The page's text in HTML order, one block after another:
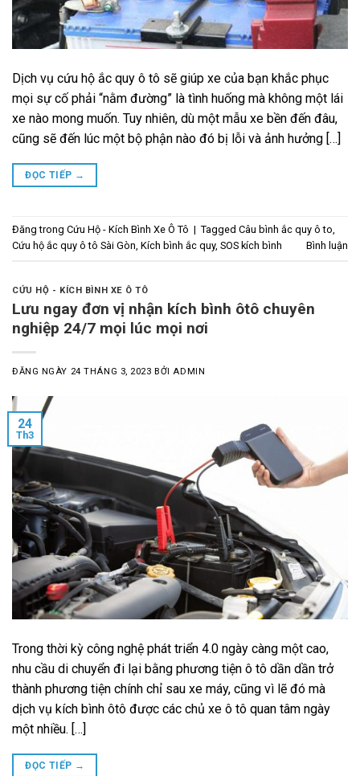
Dịch vụ cứu hộ ắc quy ô tô sẽ giúp xe của bạn khắc phục
mọi sự cố phải “nằm đường” là tình huống mà không một lái
xe nào mong muốn. Tuy nhiên, dù một mẫu xe bền đến đâu,
cũng sẽ đến lúc một bộ phận nào đó bị lỗi và ảnh hưởng […]
ĐỌC TIẾP →
Đăng trong Cứu Hộ - Kích Bình Xe Ô Tô | Tagged Câu bình ắc quy ô to,
Cứu hộ ắc quy ô tô Sài Gòn, Kích bình ắc quy, SOS kích bình Bình luận
CỨU HỘ - KÍCH BÌNH XE Ô TÔ
Lưu ngay đơn vị nhận kích bình ôtô chuyên
nghiệp 24/7 mọi lúc mọi nơi
ĐĂNG NGÀY 24 THÁNG 3, 2023 BỞIADMIN
24
Th3
Trong thời kỳ công nghệ phát triển 4.0 ngày càng một cao,
nhu cầu di chuyển đi lại bằng phương tiện ô tô dần dần trở
thành phương tiện chính chỉ sau xe máy, cũng vì lẽ đó mà
dịch vụ kích bình ôtô được các chủ xe ô tô quan tâm ngày
một nhiều. […]
ĐỌC TIẾP →